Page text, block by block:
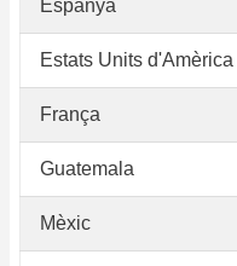
Espanya
Estats Units d'Amèrica
França
Guatemala
Mèxic